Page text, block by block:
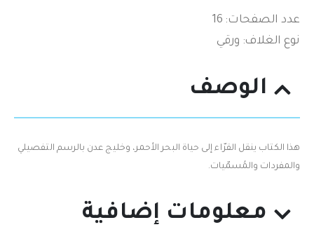
عدد الصفحات: 16
نوع الغلاف: ورقي
الوصف
هذا الكتاب‮ ‬ينقل القرّاء إلى حياة البحر الأحمر، وخليج عدن بالرسم التفصيلي‮
‬والمفردات والمُسمّيات‮.‬
معلومات إضافية